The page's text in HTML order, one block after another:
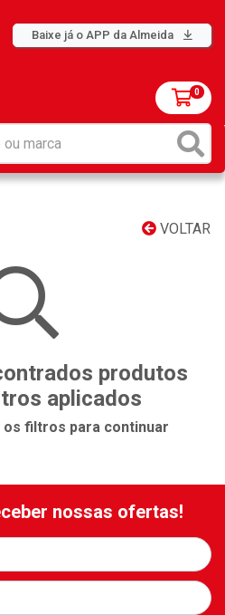
Baixe já o APP da Almeida
0
VOLTAR
produtos
aplicados
os filtros para continuar
nossas ofertas!